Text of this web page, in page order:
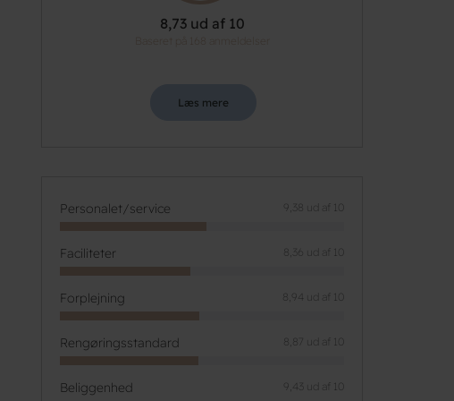
8,73 ud af 10
Læs mere
Personalet/service 9,38 ud af 10
Faciliteter 8,36 ud af 10
Forplejning 8,94 ud af 10
Rengøringsstandard 8,87 ud af 10
Beliggenhed 9,43 ud af 10